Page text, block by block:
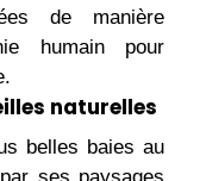
de manière
humain pour
naturelles
belles baies au
ses paysages